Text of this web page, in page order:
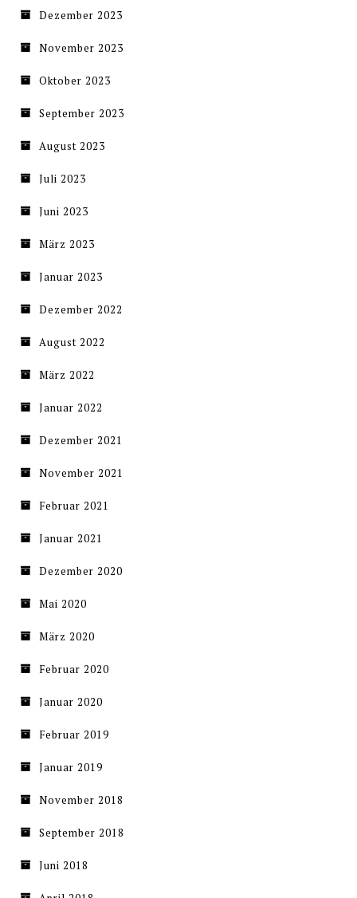
Dezember 2023
November 2023
Oktober 2023
September 2023
August 2023
Juli 2023
Juni 2023
März 2023
Januar 2023
Dezember 2022
August 2022
März 2022
Januar 2022
Dezember 2021
November 2021
Februar 2021
Januar 2021
Dezember 2020
Mai 2020
März 2020
Februar 2020
Januar 2020
Februar 2019
Januar 2019
November 2018
September 2018
Juni 2018